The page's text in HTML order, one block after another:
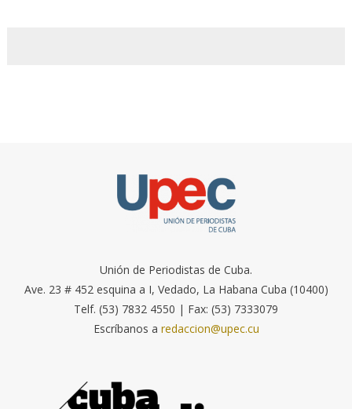
Unión de Periodistas de Cuba.
Ave. 23 # 452 esquina a I, Vedado, La Habana Cuba (10400)
Telf. (53) 7832 4550 | Fax: (53) 7333079
Escríbanos a redaccion@upec.cu